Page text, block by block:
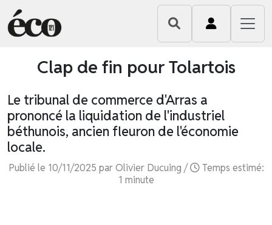
Clap de fin pour Tolartois
Le tribunal de commerce d'Arras a
prononcé la liquidation de l'industriel
béthunois, ancien fleuron de l'économie
locale.
Publié le 10/11/2025 par Olivier Ducuing /
Temps estimé:
1 minute